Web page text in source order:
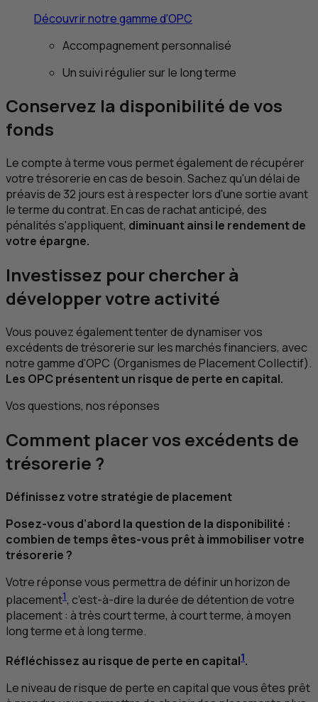
Découvrir notre gamme d'OPC
Accompagnement personnalisé
Un suivi régulier sur le long terme
Conservez la disponibilité de vos
fonds
Le compte à terme vous permet également de récupérer
votre trésorerie en cas de besoin. Sachez qu'un délai de
préavis de 32 jours est à respecter lors d'une sortie avant
le terme du contrat. En cas de rachat anticipé, des
pénalités s'appliquent, diminuant ainsi le rendement de
votre épargne.
Investissez pour chercher à
développer votre activité
Vous pouvez également tenter de dynamiser vos
excédents de trésorerie sur les marchés financiers, avec
notre gamme d'OPC (Organismes de Placement Collectif).
Les OPCprésentent un risque de perte en capital.
Vos questions, nos réponses
Comment placer vos excédents de
trésorerie ?
Définissez votre stratégie de placement
Posez-vous d’abord la question de la disponibilité :
combien de temps êtes-vous prêt à immobiliser votre
trésorerie ?
Votre réponse vous permettra de définir un horizon de
placement1, c’est-à-dire la durée de détention de votre
placement : à très court terme, à court terme, à moyen
long terme et à long terme.
Réfléchissez au risque de perte en capital1.
Le niveau de risque de perte en capital que vous êtes prêt